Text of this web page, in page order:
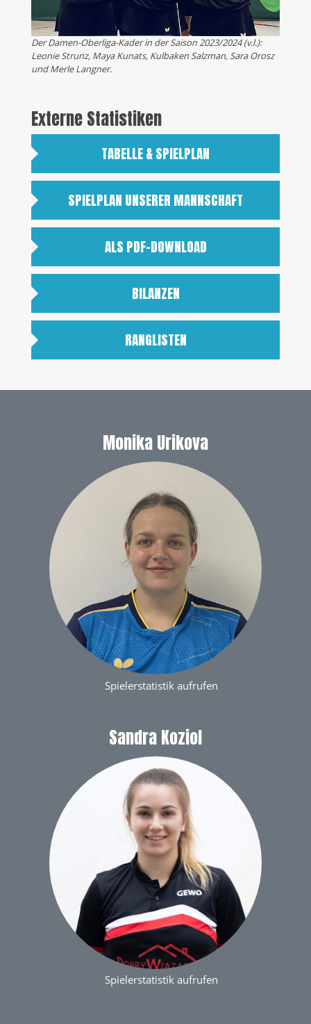
Der Damen-Oberliga-Kader in der Saison 2023/2024 (v.l.):
Leonie Strunz, Maya Kunats, Kulbaken Salzman, Sara Orosz
und Merle Langner.
Externe Statistiken
TABELLE & SPIELPLAN
SPIELPLAN UNSERER MANNSCHAFT
ALS PDF-DOWNLOAD
BILANZEN
RANGLISTEN
Monika Urikova
Spielerstatistik aufrufen
Sandra Koziol
Spielerstatistik aufrufen